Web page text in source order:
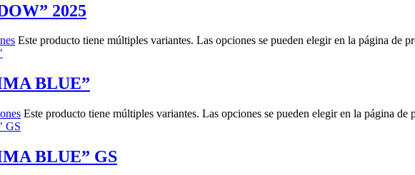
2025
Este producto tiene múltiples variantes. Las opciones se pueden elegir en la página de
BLUE”
Este producto tiene múltiples variantes. Las opciones se pueden elegir en la página de
BLUE” GS